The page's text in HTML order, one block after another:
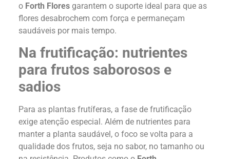
o Forth Flores garantem o suporte ideal para que as
flores desabrochem com força e permaneçam
saudáveis por mais tempo.
Na frutificação: nutrientes
para frutos saborosos e
sadios
Para as plantas frutíferas, a fase de frutificação
exige atenção especial. Além de nutrientes para
manter a planta saudável, o foco se volta para a
qualidade dos frutos, seja no sabor, no tamanho ou